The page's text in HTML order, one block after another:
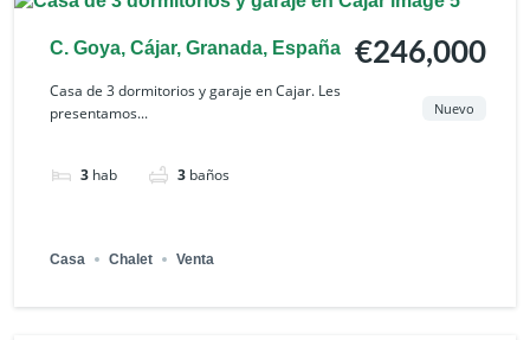
C. Goya, Cájar, Granada, España
Casa de 3 dormitorios y garaje en Cajar. Les
presentamos...
3 hab 3 baños
€246,000
Nuevo
Casa Chalet Venta